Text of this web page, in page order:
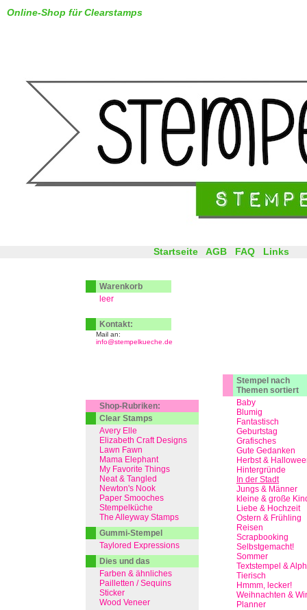
Online-Shop für Clearstamps
Stempel nach
Themen sortiert
Baby
Blumig
Fantastisch
Geburtstag
Grafisches
Gute Gedanken
Herbst &
Hintergründe
In der Stadt
Jungs & Männer
kleine & große
Liebe & Hochzeit
Ostern & Frühling
Reisen
Scrapbooking
Selbstgemacht!
Sommer
Textstempel &
Tierisch
Hmmm, lecker!
Weihnachten &
Planner
Startseite AGB FAQ Links
Warenkorb
leer
Kontakt:
Mail an:
info@stempelkueche.de
Shop-Rubriken:
Clear Stamps
Avery Elle
Elizabeth Craft Designs
Lawn Fawn
Mama Elephant
My Favorite Things
Neat & Tangled
Newton's Nook
Paper Smooches
Stempelküche
The Alleyway Stamps
Gummi-Stempel
Taylored Expressions
Dies und das
Farben & ähnliches
Pailletten / Sequins
Sticker
Wood Veneer